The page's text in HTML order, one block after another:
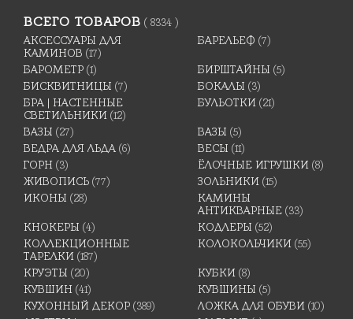
ВСЕГО ТОВАРОВ ( 8334 )
АКСЕССУАРЫ ДЛЯ
КАМИНОВ (17)
БАРЕЛЬЕФ (7)
БАРОМЕТР (1) БИРШТАЙНЫ (5)
БИСКВИТНИЦЫ (7) БОКАЛЫ (3)
БРА | НАСТЕННЫЕ
СВЕТИЛЬНИКИ (12)
БУЛЬОТКИ (21)
ВАЗЫ (27) ВАЗЫ (5)
ВЕДРА ДЛЯ ЛЬДА (6) ВЕСЫ (11)
ГОРН (3) ЁЛОЧНЫЕ ИГРУШКИ (8)
ЖИВОПИСЬ (77) ЗОЛЬНИКИ (15)
ИКОНЫ (28)
КАМИНЫ
АНТИКВАРНЫЕ (33)
КНОКЕРЫ (4) КОДЛЕРЫ (52)
КОЛЛЕКЦИОННЫЕ
ТАРЕЛКИ (187)
КОЛОКОЛЬЧИКИ (55)
КРУЭТЫ (20) КУБКИ (8)
КУВШИН (41) КУВШИНЫ (5)
КУХОННЫЙ ДЕКОР (389) ЛОЖКА ДЛЯ ОБУВИ (10)